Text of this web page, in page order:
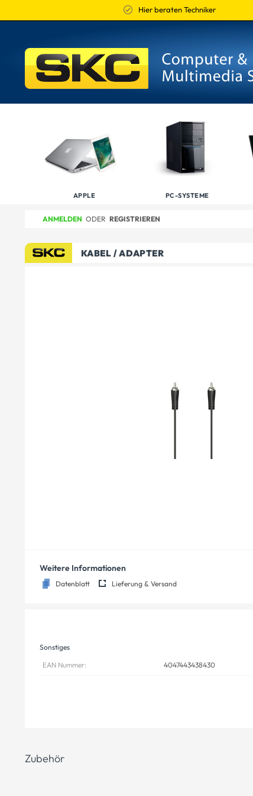
Hier beraten Techniker
APPLE PC-SYSTEME
ANMELDEN ODER REGISTRIEREN
KABEL / ADAPTER
Weitere Informationen
Datenblatt Lieferung & Versand
Sonstiges
EAN Nummer:
4047443438430
Zubehör